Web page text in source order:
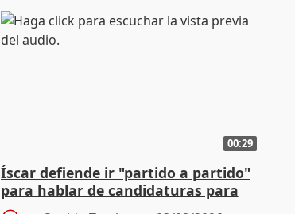
00:29
Íscar defiende ir "partido a partido"
para hablar de candidaturas para
2027